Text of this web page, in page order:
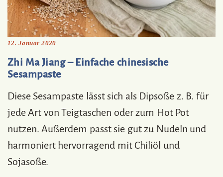
12. Januar 2020
Zhi Ma Jiang – Einfache chinesische
Sesampaste
Diese Sesampaste lässt sich als Dipsoße z. B. für
jede Art von Teigtaschen oder zum Hot Pot
nutzen. Außerdem passt sie gut zu Nudeln und
harmoniert hervorragend mit Chiliöl und
Sojasoße.